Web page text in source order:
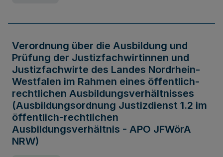
Verordnung über die Ausbildung und
Prüfung der Justizfachwirtinnen und
Justizfachwirte des Landes Nordrhein-
Westfalen im Rahmen eines öffentlich-
rechtlichen Ausbildungsverhältnisses
(Ausbildungsordnung Justizdienst 1.2 im
öffentlich-rechtlichen
Ausbildungsverhältnis - APO JFWörA
NRW)